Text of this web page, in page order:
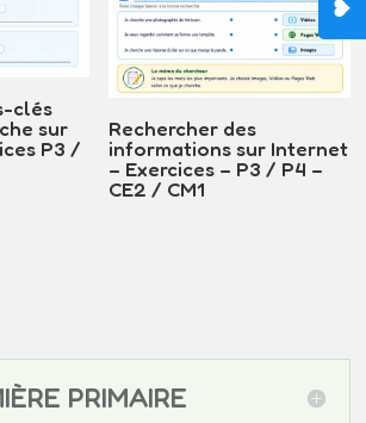
clés
sur
P3 /
Rechercher des
informations sur Internet
– Exercices – P3 / P4 –
CE2 / CM1
PRIMAIRE